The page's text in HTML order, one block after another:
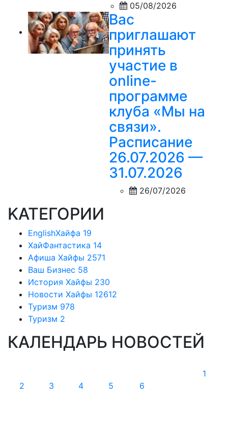
05/08/2026
Вас
приглашают
принять
участие в
online-
программе
клуба «Мы на
связи».
Расписание
26.07.2026 —
31.07.2026
26/07/2026
KАТЕГОРИИ
EnglishХайфа 19
XайФантастика 14
Афиша Хайфы 2571
Ваш Бизнес 58
История Хайфы 230
Новости Хайфы 12612
Туризм 978
Туризм 2
КАЛЕНДАРЬ НОВОСТЕЙ
1
2
3 4 5 6